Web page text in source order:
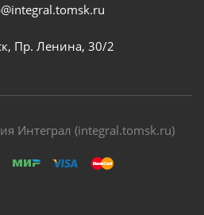
Пр. Ленина, 30/2
Интеграл (integral.tomsk.ru)